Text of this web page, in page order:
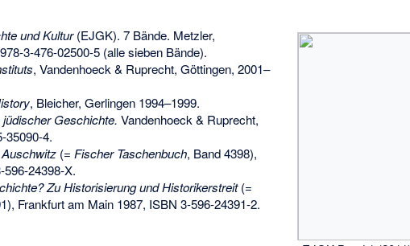
und Kultur(EJGK). 7 Bände. Metzler,
3-476-02500-5(alle sieben Bände).
, Vandenhoeck & Ruprecht, Göttingen, 2001–
, Bleicher, Gerlingen 1994–1999.
Geschichte. Vandenhoeck & Ruprecht,
35090-4.
(= Fischer Taschenbuch, Band 4398),
596-24398-X.
Zu Historisierung und Historikerstreit(=
Frankfurt am Main 1987, ISBN 3-596-24391-2.